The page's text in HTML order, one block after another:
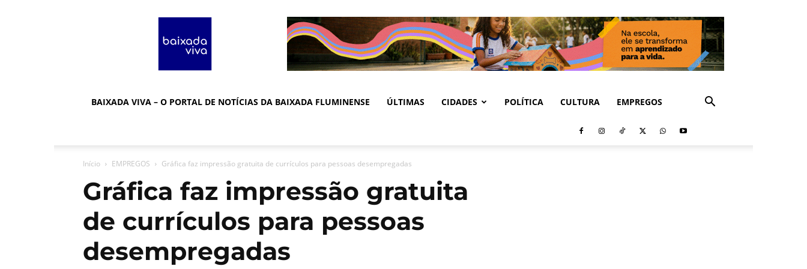
Viva
BAIXADA VIVA – O PORTAL DE NOTÍCIAS DA BAIXADA FLUMINENSE ÚLTIMAS CIDADES POLÍTICA CULTURA EMPREGOS
Início EMPREGOS Gráfica faz impressão gratuita de currículos para pessoas desempregadas
Gráfica faz impressão gratuita
de currículos para pessoas
desempregadas